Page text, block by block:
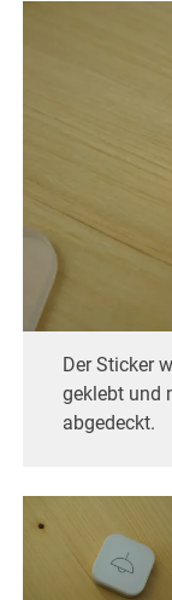
Der Sticker
geklebt und
abgedeckt.